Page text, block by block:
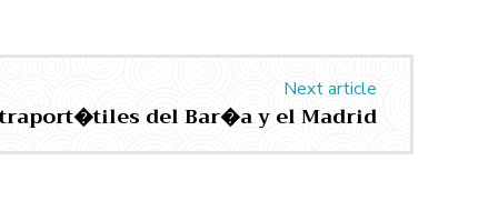
Next article
del Bar�a y el Madrid